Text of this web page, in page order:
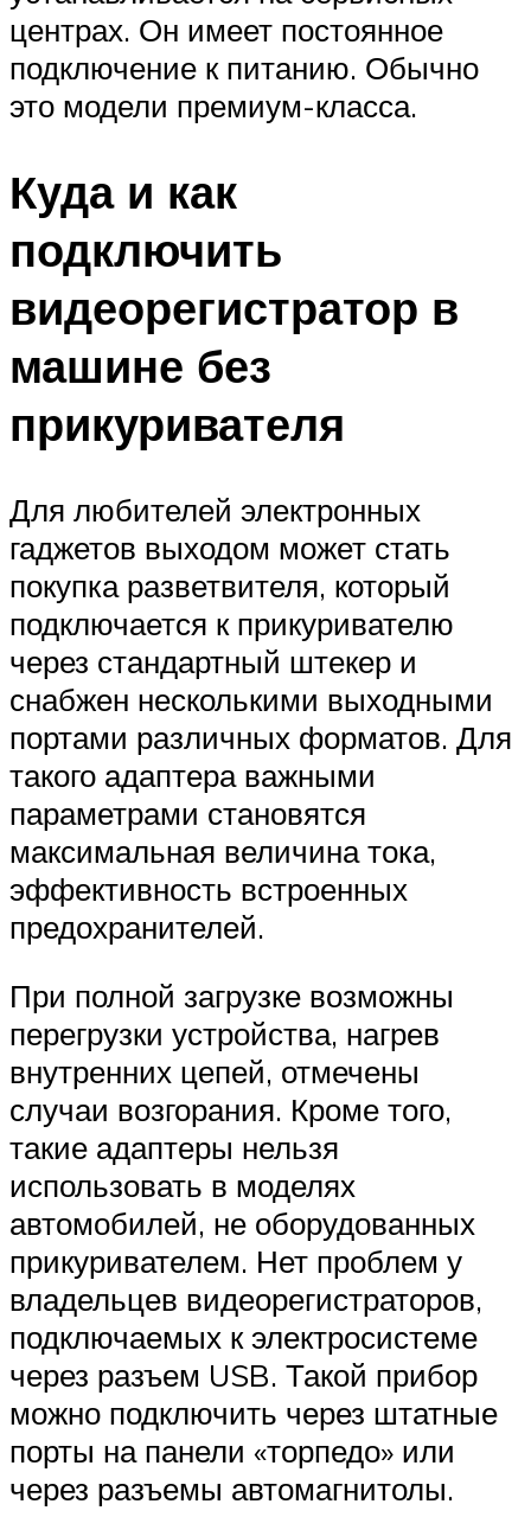
центрах. Он имеет постоянное
подключение к питанию. Обычно
это модели премиум-класса.
Куда и как
подключить
видеорегистратор в
машине без
прикуривателя
Для любителей электронных
гаджетов выходом может стать
покупка разветвителя, который
подключается к прикуривателю
через стандартный штекер и
снабжен несколькими выходными
портами различных форматов. Для
такого адаптера важными
параметрами становятся
максимальная величина тока,
эффективность встроенных
предохранителей.
При полной загрузке возможны
перегрузки устройства, нагрев
внутренних цепей, отмечены
случаи возгорания. Кроме того,
такие адаптеры нельзя
использовать в моделях
автомобилей, не оборудованных
прикуривателем. Нет проблем у
владельцев видеорегистраторов,
подключаемых к электросистеме
через разъем USB. Такой прибор
можно подключить через штатные
порты на панели «торпедо» или
через разъемы автомагнитолы.